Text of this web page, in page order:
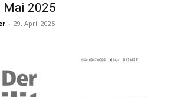
Mai 2025
- 29. April 2025